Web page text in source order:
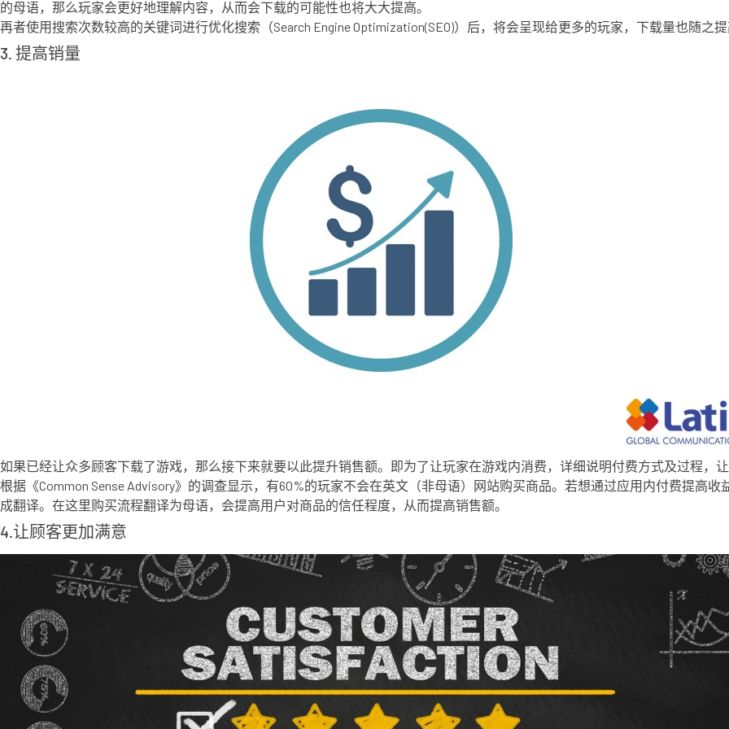
的母语，那么玩家会更好地理解内容，从而会下载的可能性也将大大提高。
再者使用搜索次数较高的关键词进行优化搜索（Search Engine Optimization(SEO)）后，将会呈现给更多的玩家，下载量也随之
3. 提高销量
如果已经让众多顾客下载了游戏，那么接下来就要以此提升销售额。即为了让玩家在游戏内消费，详细说明付费方式及过程，
根据《Common Sense Advisory》的调查显示，有60%的玩家不会在英文（非母语）网站购买商品。若想通过应用内付费提高
成翻译。在这里购买流程翻译为母语，会提高用户对商品的信任程度，从而提高销售额。
4.让顾客更加满意